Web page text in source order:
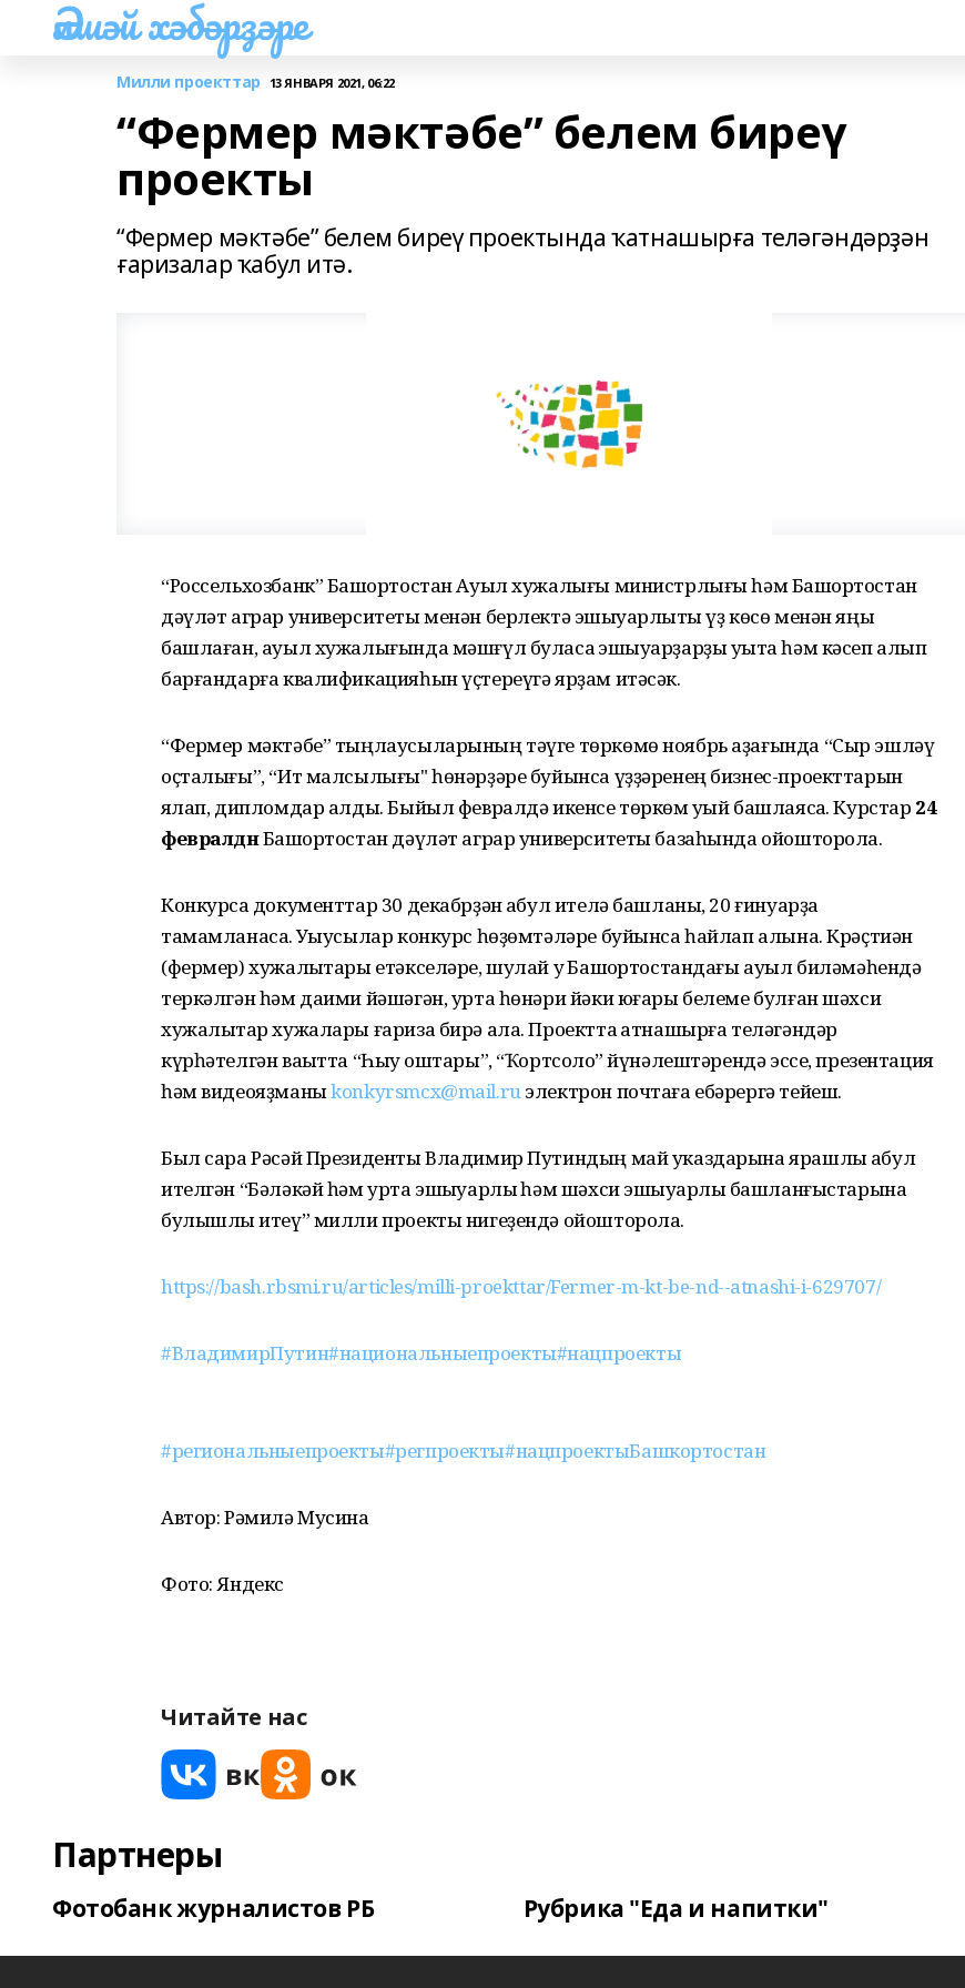
Әлшәй хәбәрҙәре
Милли проекттар 13 ЯНВАРЯ 2021, 06:22
“Фермер мәктәбе” белем биреү
проекты
“Фермер мәктәбе” белем биреү проектында ҡатнашырға теләгәндәрҙән
ғаризалар ҡабул итә.
“Россельхозбанк” Башҡортостан Ауыл хужалығы министрлығы һәм Башҡортостан
дәүләт аграр университеты менән берлектә эшҡыуарлыҡты үҙ көсө менән яңы
башлаған, ауыл хужалығында мәшғүл буласаҡ эшҡыуарҙарҙы уҡыта һәм кәсеп алып
барғандарға квалификацияһын үҫтереүгә ярҙам итәсәк.
“Фермер мәктәбе” тыңлаусыларының тәүге төркөмө ноябрь аҙағында “Сыр эшләү
оҫталығы”, “Ит малсылығы" һөнәрҙәре буйынса үҙҙәренең бизнес-проекттарын
яҡлап, дипломдар алды. Быйыл февралдә икенсе төркөм уҡый башлаясаҡ. Курстар 24
февралдәнБашҡортостан дәүләт аграр университеты базаһында ойошторола.
Конкурсҡа документтар 30 декабрҙән ҡабул ителә башланы, 20 ғинуарҙа
тамамланасаҡ. Уҡыусылар конкурс һөҙөмтәләре буйынса һайлап алына. Крәҫтиән
(фермер) хужалыҡтары етәкселәре, шулай уҡ Башҡортостандағы ауыл биләмәһендә
теркәлгән һәм даими йәшәгән, урта һөнәри йәки юғары белеме булған шәхси
хужалыҡтар хужалары ғариза бирә ала. Проектта ҡатнашырға теләгәндәр
күрһәтелгән ваҡытта “Һыу ҡоштары”, “Ҡортсолоҡ” йүнәлештәрендә эссе, презентация
һәм видеояҙманыkonkyrsmcx@mail.ruэлектрон почтаға ебәрергә тейеш.
Был сара Рәсәй Президенты Владимир Путиндың май указдарына ярашлы ҡабул
ителгән “Бәләкәй һәм урта эшҡыуарлыҡ һәм шәхси эшҡыуарлыҡ башланғыстарына
булышлыҡ итеү” милли проекты нигеҙендә ойошторола.
https://bash.rbsmi.ru/articles/milli-proekttar/Fermer-m-kt-be-nd--atnashi-i-629707/
#ВладимирПутин#национальныепроекты#нацпроекты
#региональныепроекты#регпроекты#нацпроектыБашкортостан
Автор: Рәмилә Мусина
Фото: Яндекс
Читайте нас
Партнеры
Фотобанк журналистов РБ Рубрика "Еда и напитки"